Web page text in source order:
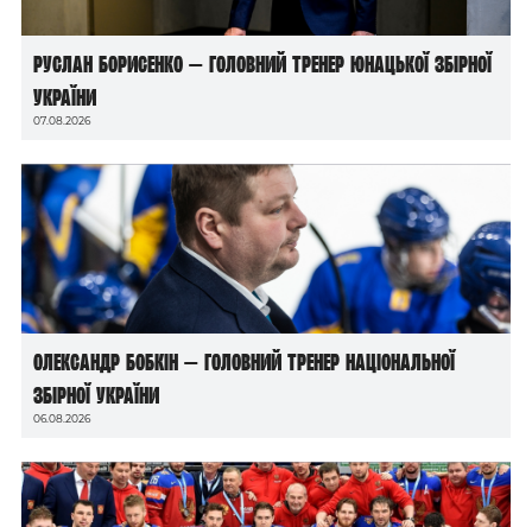
Руслан Борисенко — головний тренер юнацької збірної
України
07.08.2026
Олександр Бобкін — головний тренер національної
збірної України
06.08.2026